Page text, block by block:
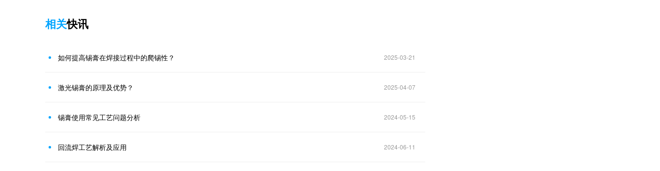
相关快讯
如何提高锡膏在焊接过程中的爬锡性？ 2025-03-21
激光锡膏的原理及优势？ 2025-04-07
锡膏使用常见工艺问题分析 2024-05-15
回流焊工艺解析及应用 2024-06-11